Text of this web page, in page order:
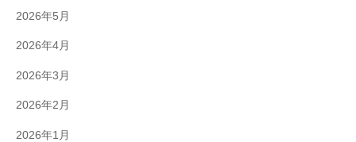
2026年5月
2026年4月
2026年3月
2026年2月
2026年1月